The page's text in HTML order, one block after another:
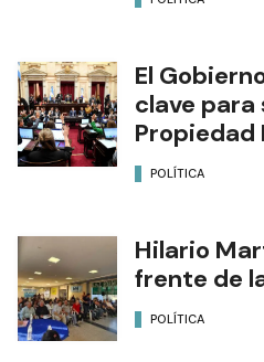
El
clave para
Propiedad
POLÍTICA
Hilario
frente de
POLÍTICA